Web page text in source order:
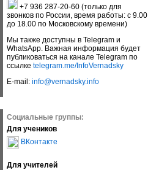
+7 936 287-20-60 (только для
звонков по России, время работы: с 9.00
до 18.00 по Московскому времени)
Мы также доступны в Telegram и
WhatsApp. Важная информация будет
публиковаться на канале Telegram по
ссылке telegram.me/InfoVernadsky
E-mail: info@vernadsky.info
Социальные группы:
Для учеников
ВКонтакте
Для учителей